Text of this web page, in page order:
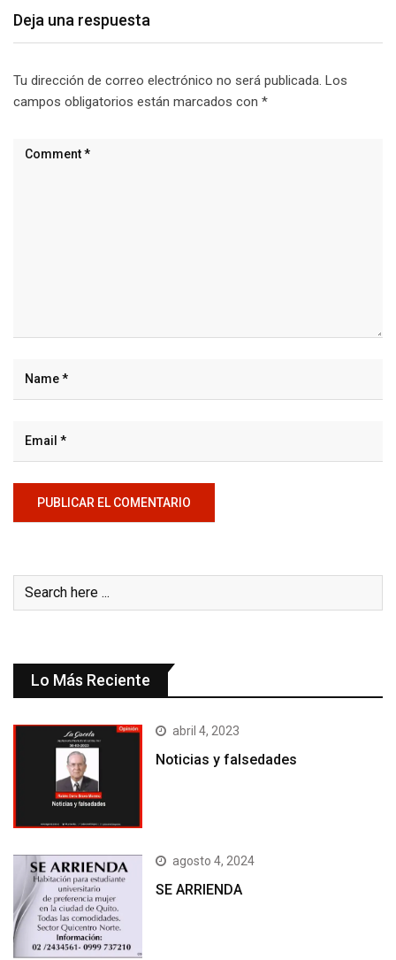
Deja una respuesta
Tu dirección de correo electrónico no será publicada. Los
campos obligatorios están marcados con *
Lo Más Reciente
abril 4, 2023
Noticias y falsedades
agosto 4, 2024
SE ARRIENDA